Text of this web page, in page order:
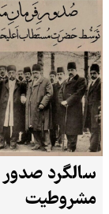
سالگرد
مشروطیت